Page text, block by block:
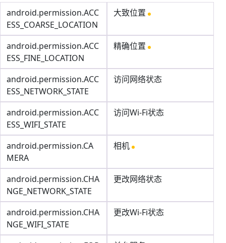
android.permission.ACC
ESS_COARSE_LOCATION
大致位置
android.permission.ACC
ESS_FINE_LOCATION
精确位置
android.permission.ACC
ESS_NETWORK_STATE
访问网络状态
android.permission.ACC
ESS_WIFI_STATE
访问Wi-Fi状态
android.permission.CA
MERA
相机
android.permission.CHA
NGE_NETWORK_STATE
更改网络状态
android.permission.CHA
NGE_WIFI_STATE
更改Wi-Fi状态